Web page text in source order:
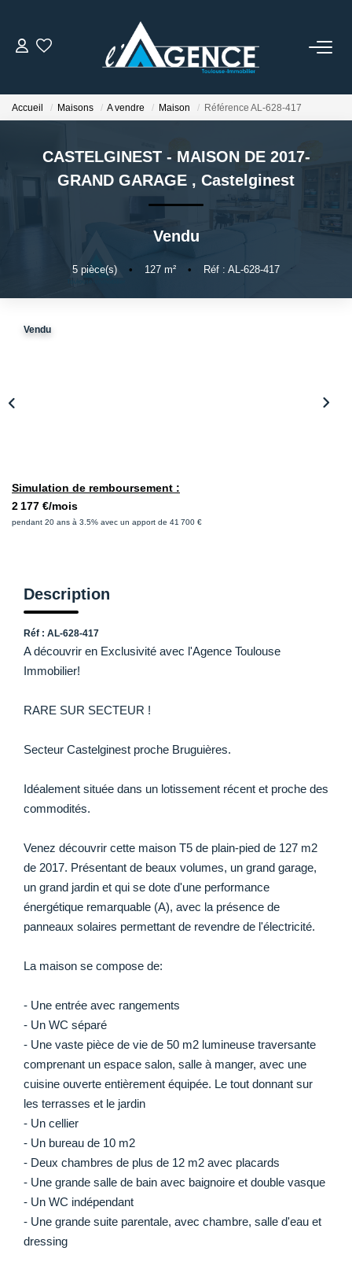
NOS BIENS VENDUS
Accueil Maisons A vendre Maison Référence AL-628-417
CASTELGINEST - MAISON DE 2017-
GRAND GARAGE , Castelginest
Vendu
5 pièce(s) • 127 m² • Réf : AL-628-417
Vendu
Simulation de remboursement :
2 177 €/mois
pendant 20 ans à 3.5% avec un apport de 41 700 €
Description
Réf : AL-628-417
A découvrir en Exclusivité avec l'Agence Toulouse
Immobilier!
RARE SUR SECTEUR !
Secteur Castelginest proche Bruguières.
Idéalement située dans un lotissement récent et proche des
commodités.
Venez découvrir cette maison T5 de plain-pied de 127 m2
de 2017. Présentant de beaux volumes, un grand garage,
un grand jardin et qui se dote d'une performance
énergétique remarquable (A), avec la présence de
panneaux solaires permettant de revendre de l'électricité.
La maison se compose de:
- Une entrée avec rangements
- Un WC séparé
- Une vaste pièce de vie de 50 m2 lumineuse traversante
comprenant un espace salon, salle à manger, avec une
cuisine ouverte entièrement équipée. Le tout donnant sur
les terrasses et le jardin
- Un cellier
- Un bureau de 10 m2
- Deux chambres de plus de 12 m2 avec placards
- Une grande salle de bain avec baignoire et double vasque
- Un WC indépendant
- Une grande suite parentale, avec chambre, salle d'eau et
dressing